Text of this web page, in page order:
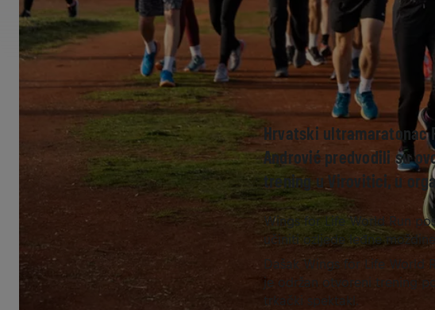
Hrvatski ultramaratonac
Andrović predvodili su
trening u Virovitici, u
Wings for Life World Run
učiniti ozljede leđne
Dašak Wings for Life World
je održan otvoreni trening
trkački spektakl.